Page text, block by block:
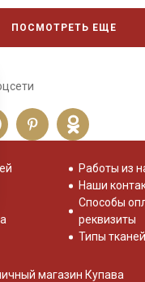
ПОСМОТРЕТЬ ЕЩЕ
Работы из
Наши
Способы
реквизиты
Типы тканей
магазин Купава